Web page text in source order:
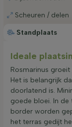
Standplaats
Scheuren / delen
Ideale
Rosmarinus
Het is belangrijk
doorlatend is.
goede bloei. In de
border worden
het terras gedijt